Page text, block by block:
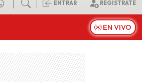
ENTRAR REGÍSTRATE
EN VIVO